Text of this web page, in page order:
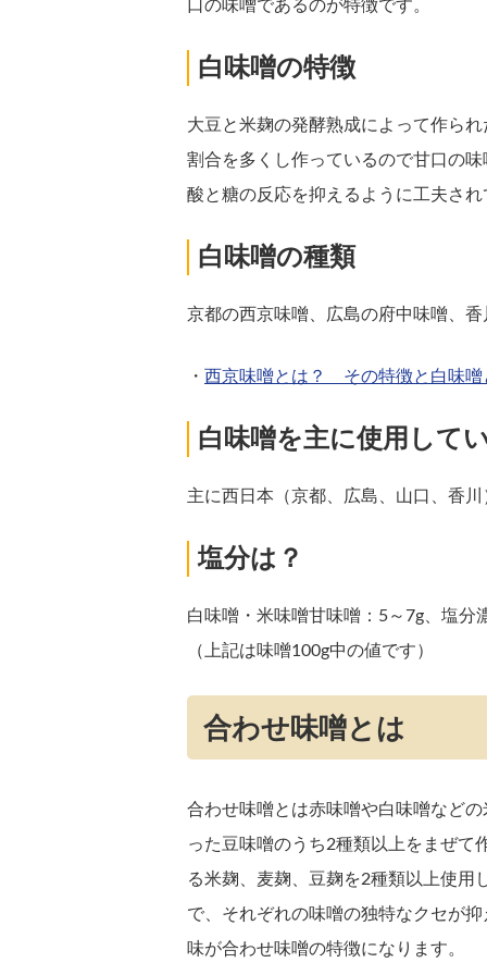
口の味噌であるのが特徴です。
白味噌の特徴
大豆と米麹の発酵熟成によって作ら
割合を多くし作っているので甘口の
酸と糖の反応を抑えるように工夫さ
白味噌の種類
京都の西京味噌、広島の府中味噌、
・ 西京味噌とは？ その特徴と白味噌
白味噌を主に使用して
主に西日本（京都、広島、山口、香
塩分は？
白味噌・米味噌甘味噌：5～7g、塩分
（上記は味噌100g中の値です）
合わせ味噌とは
合わせ味噌とは赤味噌や白味噌など
った豆味噌のうち2種類以上をまぜて
る米麹、麦麹、豆麹を2種類以上使用
で、それぞれの味噌の独特なクセが
味が合わせ味噌の特徴になります。